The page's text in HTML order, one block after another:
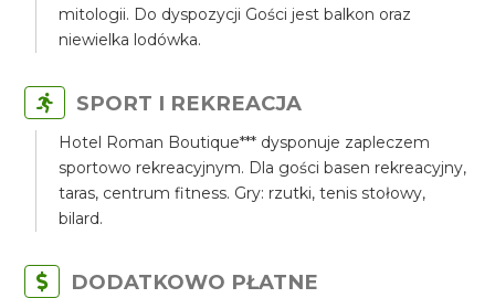
mitologii. Do dyspozycji Gości jest balkon oraz
niewielka lodówka.
SPORT I REKREACJA
Hotel Roman Boutique*** dysponuje zapleczem
sportowo rekreacyjnym. Dla gości basen rekreacyjny,
taras, centrum fitness. Gry: rzutki, tenis stołowy,
bilard.
DODATKOWO PŁATNE